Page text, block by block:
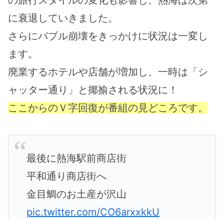
に衰退していきました。
さらにバブル崩壊をきっかけに状況は一変し
ます。
廃業するホテルや店舗が増加し、一時は「シ
ャッター通り」と揶揄される状況に！
ここからのＶ字回復が番組の見どころです。
最後に熱海駅前商店街
平和通り商店街へ
金目鯛のお土産が沢山
pic.twitter.com/CO6arxxkkU